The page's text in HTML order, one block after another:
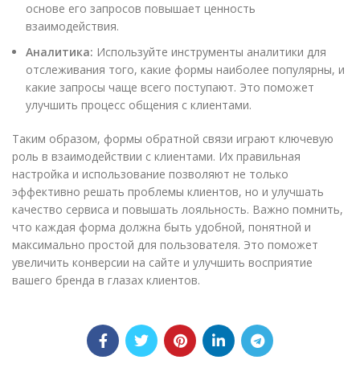
основе его запросов повышает ценность
взаимодействия.
Аналитика: Используйте инструменты аналитики для
отслеживания того, какие формы наиболее популярны, и
какие запросы чаще всего поступают. Это поможет
улучшить процесс общения с клиентами.
Таким образом, формы обратной связи играют ключевую
роль в взаимодействии с клиентами. Их правильная
настройка и использование позволяют не только
эффективно решать проблемы клиентов, но и улучшать
качество сервиса и повышать лояльность. Важно помнить,
что каждая форма должна быть удобной, понятной и
максимально простой для пользователя. Это поможет
увеличить конверсии на сайте и улучшить восприятие
вашего бренда в глазах клиентов.